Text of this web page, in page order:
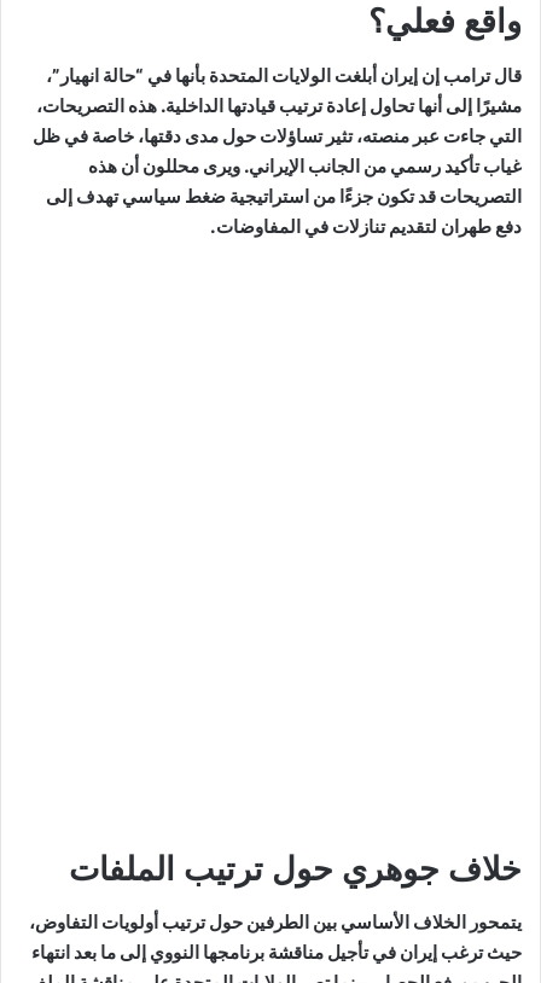
واقع فعلي؟
قال ترامب إن إيران أبلغت الولايات المتحدة بأنها في “حالة انهيار”،
مشيرًا إلى أنها تحاول إعادة ترتيب قيادتها الداخلية. هذه التصريحات،
التي جاءت عبر منصته، تثير تساؤلات حول مدى دقتها، خاصة في ظل
غياب تأكيد رسمي من الجانب الإيراني. ويرى محللون أن هذه
التصريحات قد تكون جزءًا من استراتيجية ضغط سياسي تهدف إلى
دفع طهران لتقديم تنازلات في المفاوضات.
خلاف جوهري حول ترتيب الملفات
يتمحور الخلاف الأساسي بين الطرفين حول ترتيب أولويات التفاوض،
حيث ترغب إيران في تأجيل مناقشة برنامجها النووي إلى ما بعد انتهاء